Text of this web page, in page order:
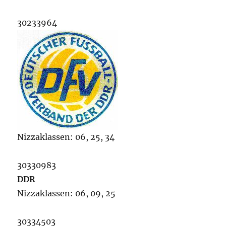
30233964
Nizzaklassen: 06, 25, 34
30330983
DDR
Nizzaklassen: 06, 09, 25
30334503